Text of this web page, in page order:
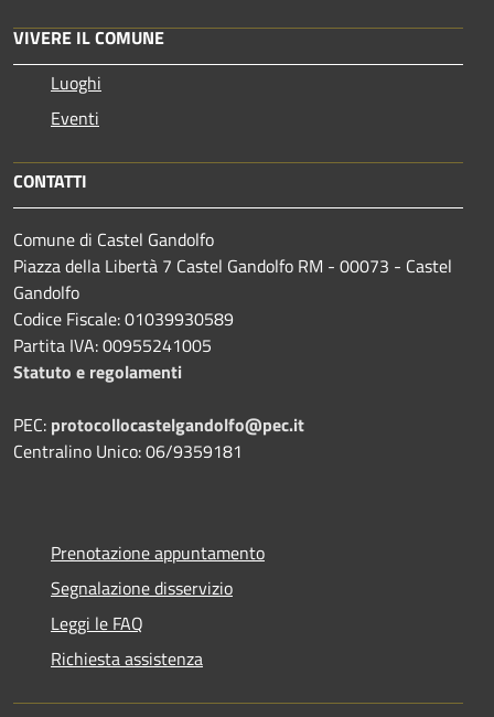
VIVERE IL COMUNE
Luoghi
Eventi
CONTATTI
Comune di Castel Gandolfo
Piazza della Libertà 7 Castel Gandolfo RM - 00073 - Castel
Gandolfo
Codice Fiscale: 01039930589
Partita IVA: 00955241005
Statuto e regolamenti
PEC: protocollocastelgandolfo@pec.it
Centralino Unico: 06/9359181
Prenotazione appuntamento
Segnalazione disservizio
Leggi le FAQ
Richiesta assistenza